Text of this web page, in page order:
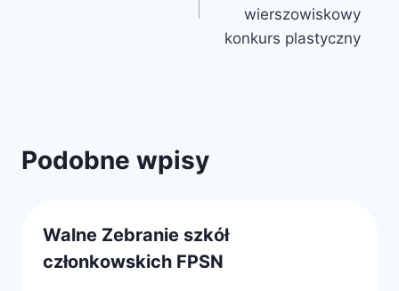
wierszowiskowy
konkurs plastyczny
Podobne wpisy
Walne Zebranie szkół
członkowskich FPSN